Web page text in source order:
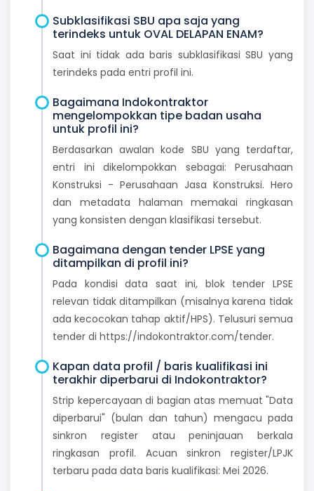
Subklasifikasi SBU apa saja yang
terindeks untuk OVAL DELAPAN ENAM?
Saat ini tidak ada baris subklasifikasi SBU yang
terindeks pada entri profil ini.
Bagaimana Indokontraktor
mengelompokkan tipe badan usaha
untuk profil ini?
Berdasarkan awalan kode SBU yang terdaftar,
entri ini dikelompokkan sebagai: Perusahaan
Konstruksi - Perusahaan Jasa Konstruksi. Hero
dan metadata halaman memakai ringkasan
yang konsisten dengan klasifikasi tersebut.
Bagaimana dengan tender LPSE yang
ditampilkan di profil ini?
Pada kondisi data saat ini, blok tender LPSE
relevan tidak ditampilkan (misalnya karena tidak
ada kecocokan tahap aktif/HPS). Telusuri semua
tender di https://indokontraktor.com/tender.
Kapan data profil / baris kualifikasi ini
terakhir diperbarui di Indokontraktor?
Strip kepercayaan di bagian atas memuat "Data
diperbarui" (bulan dan tahun) mengacu pada
sinkron register atau peninjauan berkala
ringkasan profil. Acuan sinkron register/LPJK
terbaru pada data baris kualifikasi: Mei 2026.